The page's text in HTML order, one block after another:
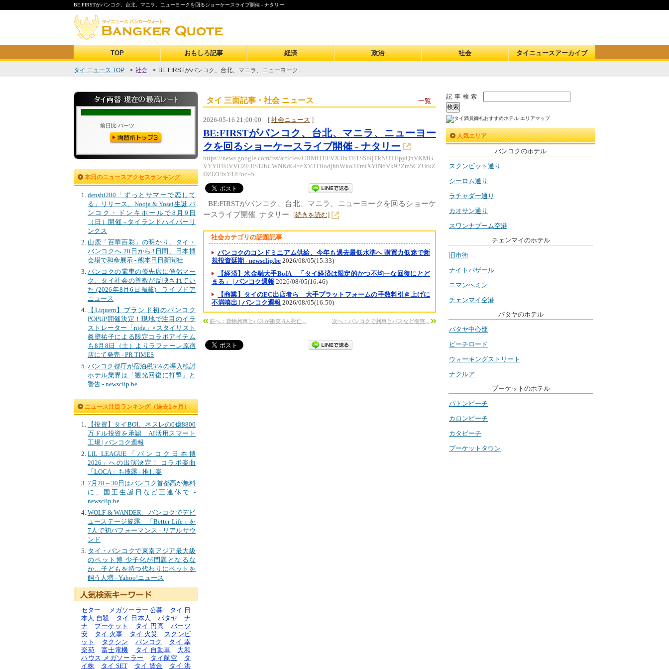
BE:FIRSTがバンコク、台北、マニラ、ニューヨークを回るショーケースライブ開催 - ナタリー
TOP おもしろ記事 経済 政治 社会 タイニュースアーカイブ
タイ ニュース TOP > 社会 > BE:FIRSTがバンコク、台北、マニラ、ニューヨーク...
本日のニュースアクセスランキング
denshi200「ずっとサマーで恋して
る」リリース、Nooja & Yosei生誕 バ
ンコク・ドンキホールで8月9日
（日）開催 - タイランドハイパーリ
ンクス
山鹿「百華百彩」の明かり、タイ・
バンコクへ 28日から3日間、日本博
会場で和傘展示 - 熊本日日新聞社
バンコクの電車の優先席に僧侶マー
ク、タイ社会の尊敬が反映されてい
た (2026年8月6日掲載) - ライブドア
ニュース
【Liquem】ブランド初のバンコク
POPUP開催決定！現地で注目のイラ
ストレーター「nida」×スタイリスト
眞壁祐子による限定コラボアイテム
も8月8日（土）よりラフォーレ原宿
店にて発売 - PR TIMES
バンコク都庁が宿泊税3％の導入検討
ホテル業界は「観光回復に打撃」と
警告 - newsclip.be
ニュース注目ランキング（過去1ヶ月）
【投資】タイBOI、ネスレの6億8800
万ドル投資を承認 AI活用スマート
工場 | バンコク週報
LIL LEAGUE「バンコク日本博
2026」への出演決定！ コラボ楽曲
「LOCA」も披露 - 推し楽
7月28～30日はバンコク首都高が無料
に、国王生誕日など三連休で -
newsclip.be
WOLF & WANDER、バンコクでデビ
ューステージ披露 「Better Life」を
7人で初パフォーマンス - リアルサウ
ンド
タイ・バンコクで東南アジア最大級
のペット博 少子化が問題となるな
か…子どもを持つ代わりにペットを
飼う人増 - Yahoo!ニュース
セター メガソーラー 公募
タイ 日
本人 自殺
タイ 日本人 パタヤ
ナ
ナ
プーケット タイ 円高
バーツ
安
タイ 火事 タイ 火災
スクンビ
ット
タクシン バンコク
タイ 幸
楽苑
富士電機 タイ 自動車
大和
ハウス メガソーラー
タイ航空
タ
イ株
タイ SET タイ 賃金 タイ 洪
タイ 三面記事・社会 ニュース 一覧
2026-05-16 21:00:00 [ 社会ニュース ]
BE:FIRSTがバンコク、台北、マニラ、ニューヨー
クを回るショーケースライブ開催 - ナタリー
https://news.google.com/rss/articles/CBMiTEFVX3lxTE1SSl9jTkNUTHpyQnVKMG
VYYlFlUVVUZEJlS1JhUWNKdGFrcXV3TllodjhhWko3TmlXYlN6Vk92Zm5CZUtkZ
DZlZFIxY18?oc=5
BE:FIRSTがバンコク、台北、マニラ、ニューヨークを回るショーケ
ースライブ開催 ナタリー [続きを読む]
社会カテゴリの話題記事
バンコクのコンドミニアム供給、今年も過去最低水準へ 購買力低迷で新
規投資延期 - newsclip.be 2026/08/05(15:33)
【経済】米金融大手BofA 「タイ経済は限定的かつ不均一な回復にとど
まる」 | バンコク週報 2026/08/05(16:46)
【商業】タイのEC出店者ら 大手プラットフォームの手数料引き上げに
不満噴出 | バンコク週報 2026/08/05(16:50)
前へ：貨物列車とバスが衝突 8人死亡... 次へ：バンコクで列車とバスなど衝突...
記事検索